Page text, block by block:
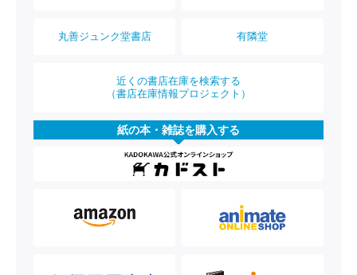
丸善ジュンク堂書店 有隣堂
近くの書店在庫を検索する
（書店在庫情報プロジェクト）
紙の本・雑誌を購入する